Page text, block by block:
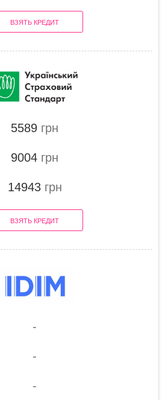
ВЗЯТЬ КРЕДИТ
5589 грн
9004 грн
14943грн
ВЗЯТЬ КРЕДИТ
-
-
-